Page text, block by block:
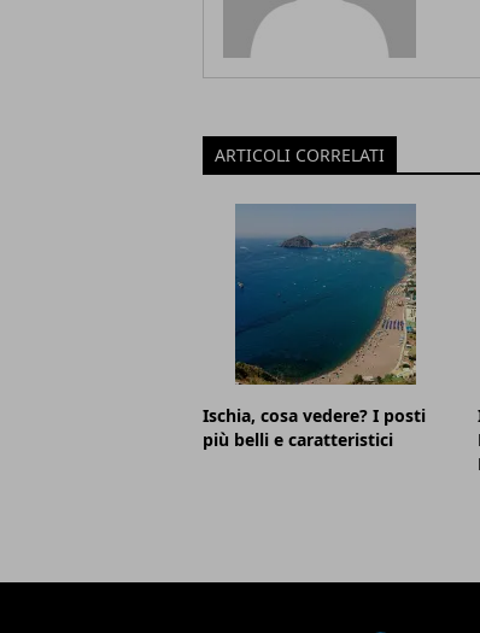
ARTICOLI CORRELATI
Ischia, cosa vedere? I posti
più belli e caratteristici